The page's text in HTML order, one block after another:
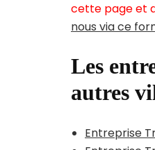
cette page et
nous via ce
Les
autres
Entreprise